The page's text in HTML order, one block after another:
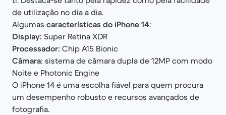
de utilização no dia a dia.
Algumas características do iPhone 14:
Display: Super Retina XDR
Processador: Chip A15 Bionic
Câmara: sistema de câmara dupla de 12MP com modo
Noite e Photonic Engine
O iPhone 14 é uma escolha fiável para quem procura
um desempenho robusto e recursos avançados de
fotografia.